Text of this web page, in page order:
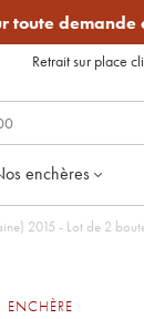
toute demande
Retrait sur place
enchères
2015 - Lot de 2
ENCHÈRE